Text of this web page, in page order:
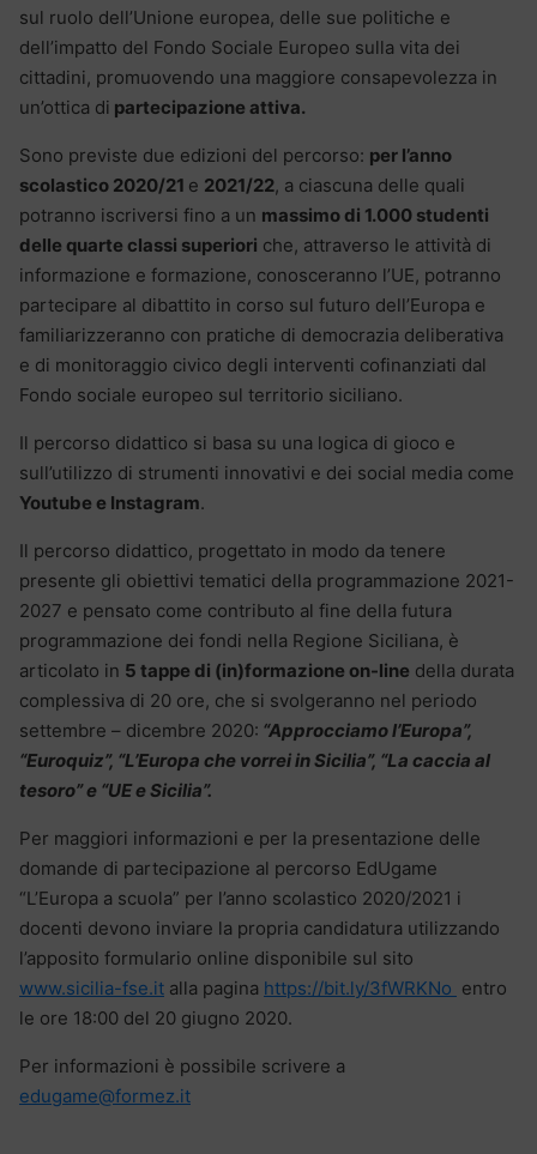
sul ruolo dell’Unione europea, delle sue politiche e
dell’impatto del Fondo Sociale Europeo sulla vita dei
cittadini, promuovendo una maggiore consapevolezza in
un’ottica di partecipazione attiva.
Sono previste due edizioni del percorso: per l’anno
scolastico 2020/21 e 2021/22, a ciascuna delle quali
potranno iscriversi fino a un massimo di 1.000 studenti
delle quarte classi superiori che, attraverso le attività di
informazione e formazione, conosceranno l’UE, potranno
partecipare al dibattito in corso sul futuro dell’Europa e
familiarizzeranno con pratiche di democrazia deliberativa
e di monitoraggio civico degli interventi cofinanziati dal
Fondo sociale europeo sul territorio siciliano.
Il percorso didattico si basa su una logica di gioco e
sull’utilizzo di strumenti innovativi e dei social media come
Youtube e Instagram.
Il percorso didattico, progettato in modo da tenere
presente gli obiettivi tematici della programmazione 2021-
2027 e pensato come contributo al fine della futura
programmazione dei fondi nella Regione Siciliana, è
articolato in 5 tappe di (in)formazione on-line della durata
complessiva di 20 ore, che si svolgeranno nel periodo
settembre – dicembre 2020: “Approcciamo l’Europa”,
“Euroquiz”, “L’Europa che vorrei in Sicilia”, “La caccia al
tesoro” e “UE e Sicilia”.
Per maggiori informazioni e per la presentazione delle
domande di partecipazione al percorso EdUgame
“L’Europa a scuola” per l’anno scolastico 2020/2021 i
docenti devono inviare la propria candidatura utilizzando
l’apposito formulario online disponibile sul sito
www.sicilia-fse.it alla pagina https://bit.ly/3fWRKNo entro
le ore 18:00 del 20 giugno 2020.
Per informazioni è possibile scrivere a
edugame@formez.it